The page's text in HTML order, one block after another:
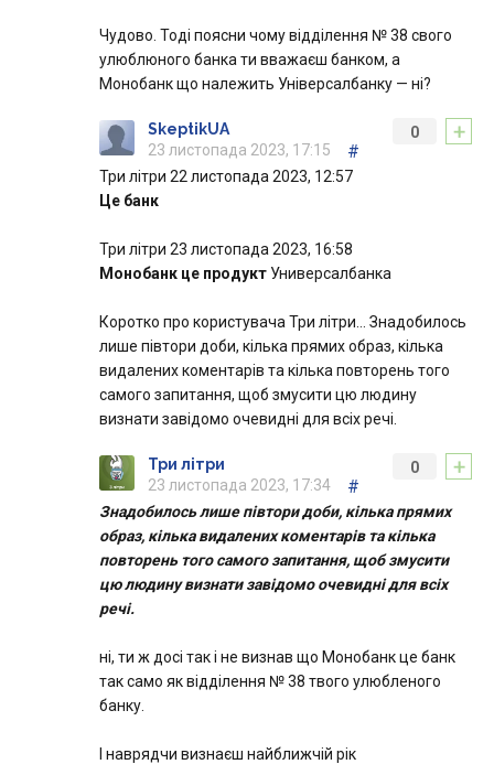
Чудово. Тоді поясни чому відділення № 38 свого
улюблюного банка ти вважаєш банком, а
Монобанк що належить Універсалбанку — ні?
+
0
SkeptikUA
23 листопада 2023, 17:15
#
Три літри 22 листопада 2023, 12:57
Це банк
Три літри 23 листопада 2023, 16:58
Монобанк це продукт Универсалбанка
Коротко про користувача Три літри… Знадобилось
лише півтори доби, кілька прямих образ, кілька
видалених коментарів та кілька повторень того
самого запитання, щоб змусити цю людину
визнати завідомо очевидні для всіх речі.
+
0
Три літри
23 листопада 2023, 17:34
#
Знадобилось лише півтори доби, кілька прямих
образ, кілька видалених коментарів та кілька
повторень того самого запитання, щоб змусити
цю людину визнати завідомо очевидні для всіх
речі.
ні, ти ж досі так і не визнав що Монобанк це банк
так само як відділення № 38 твого улюбленого
банку.
І наврядчи визнаєш найближчій рік